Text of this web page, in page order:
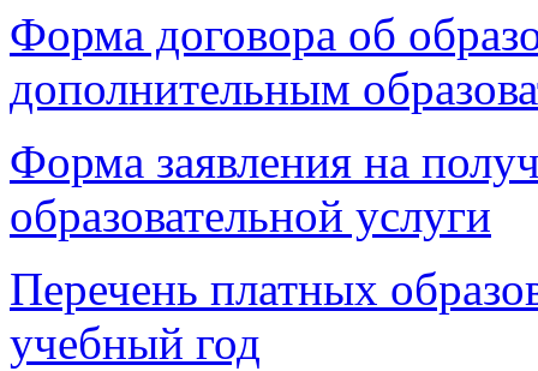
Форма договора об
дополнительным
Форма заявления на
образовательной услуги
Перечень платных
учебный год